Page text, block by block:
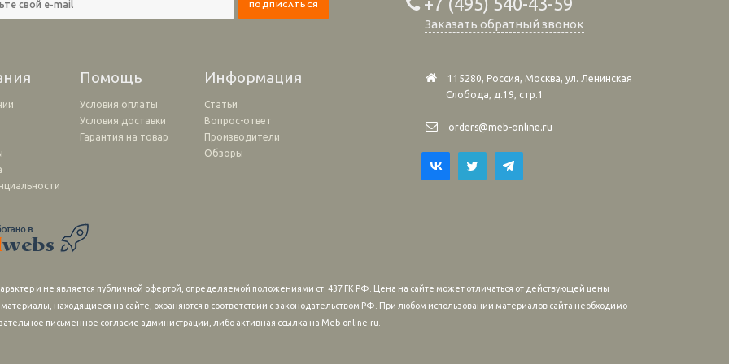
Заказать обратный звонок
Помощь Информация
Условия оплаты
Условия доставки
Гарантия на товар
Статьи
Вопрос-ответ
Производители
Обзоры
115280, Россия, Москва, ул. Ленинская
Слобода, д.19, стр.1
orders@meb-online.ru
и не является публичной офертой, определяемой положениями ст. 437 ГК РФ. Цена на сайте может отличаться от действующей цены
находящиеся на сайте, охраняются в соответствии с законодательством РФ. При любом использовании материалов сайта необходимо
письменное согласие администрации, либо активная ссылка на Meb-online.ru.